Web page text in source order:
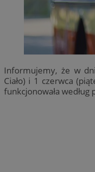
Informujemy, że w
Ciało) i 1 czerwca
funkcjonowała